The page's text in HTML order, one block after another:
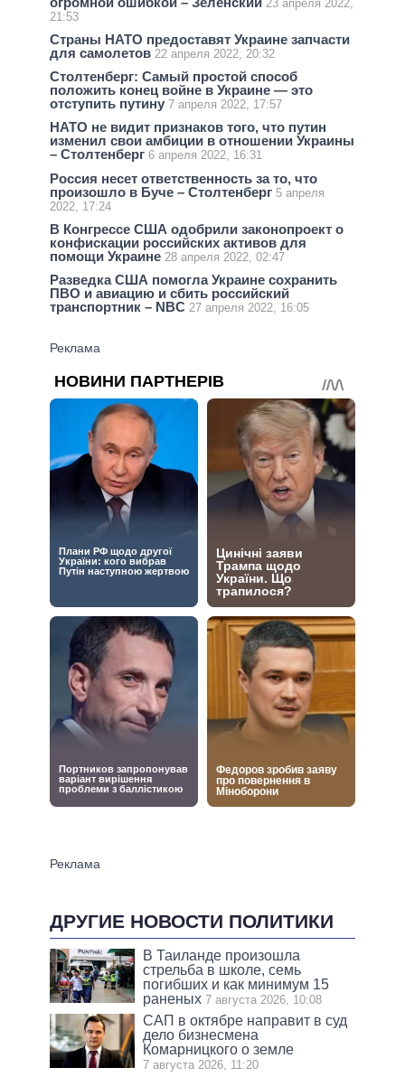
23 апреля 2022,
21:53
Страны НАТО предоставят Украине запчасти
для самолетов 22 апреля 2022, 20:32
Столтенберг: Самый простой способ
положить конец войне в Украине — это
отступить путину 7 апреля 2022, 17:57
НАТО не видит признаков того, что путин
изменил свои амбиции в отношении Украины
– Столтенберг 6 апреля 2022, 16:31
Россия несет ответственность за то, что
произошло в Буче – Столтенберг 5 апреля
2022, 17:24
В Конгрессе США одобрили законопроект о
конфискации российских активов для
помощи Украине 28 апреля 2022, 02:47
Разведка США помогла Украине сохранить
ПВО и авиацию и сбить российский
транспортник – NBC 27 апреля 2022, 16:05
ДРУГИЕ НОВОСТИ ПОЛИТИКИ
В Таиланде произошла
стрельба в школе, семь
погибших и как минимум 15
раненых 7 августа 2026, 10:08
САП в октябре направит в суд
дело бизнесмена
Комарницкого о земле
7 августа 2026, 11:20